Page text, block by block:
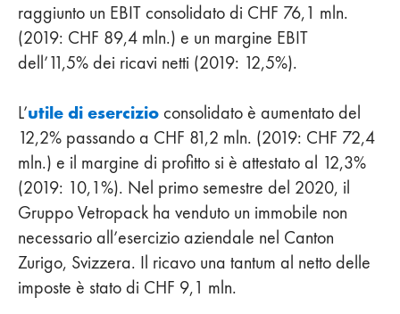
raggiunto un EBIT consolidato di CHF 76,1 mln.
(2019: CHF 89,4 mln.) e un margine EBIT
dell’11,5% dei ricavi netti (2019: 12,5%).
L’utile di esercizio consolidato è aumentato del
12,2% passando a CHF 81,2 mln. (2019: CHF 72,4
mln.) e il margine di profitto si è attestato al 12,3%
(2019: 10,1%). Nel primo semestre del 2020, il
Gruppo Vetropack ha venduto un immobile non
necessario all’esercizio aziendale nel Canton
Zurigo, Svizzera. Il ricavo una tantum al netto delle
imposte è stato di CHF 9,1 mln.